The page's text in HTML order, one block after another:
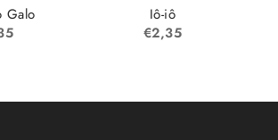
Galo
Iô-iô
€2,35